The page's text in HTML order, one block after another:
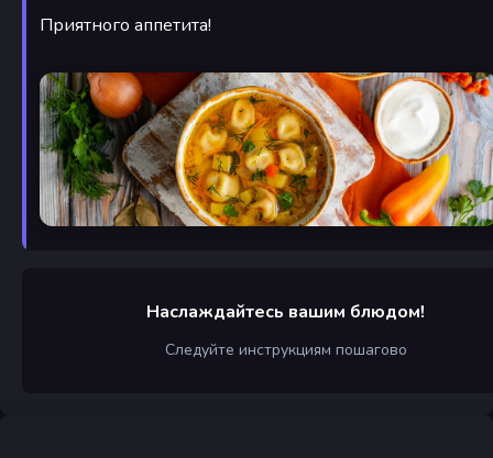
Приятного аппетита!
Наслаждайтесь вашим блюдом!
Следуйте инструкциям пошагово